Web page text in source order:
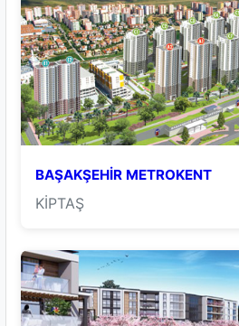
BAŞAKŞEHİR METROKENT
KİPTAŞ